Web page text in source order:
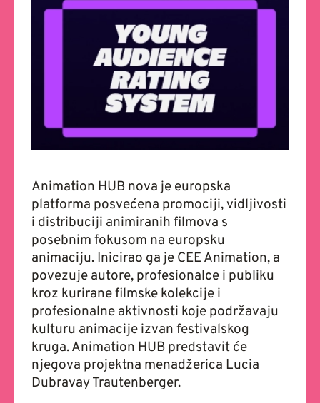
Animation HUB nova je europska
platforma posvećena promociji, vidljivosti
i distribuciji animiranih filmova s
posebnim fokusom na europsku
animaciju. Inicirao ga je CEE Animation, a
povezuje autore, profesionalce i publiku
kroz kurirane filmske kolekcije i
profesionalne aktivnosti koje podržavaju
kulturu animacije izvan festivalskog
kruga. Animation HUB predstavit će
njegova projektna menadžerica Lucia
Dubravay Trautenberger.